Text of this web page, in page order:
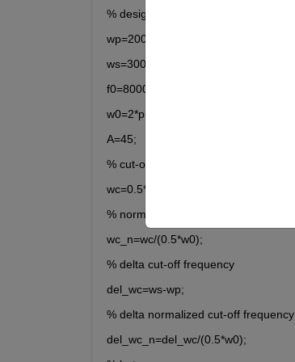
% design parameters
wp=2000*pi;
ws=3000*pi;
f0=8000;
w0=2*pi*f0;
A=45;
% cut-off frequency
wc=0.5*(wp+ws);
% normalized cut-off frequency
wc_n=wc/(0.5*w0);
% delta cut-off frequency
del_wc=ws-wp;
% delta normalized cut-off frequency
del_wc_n=del_wc/(0.5*w0);